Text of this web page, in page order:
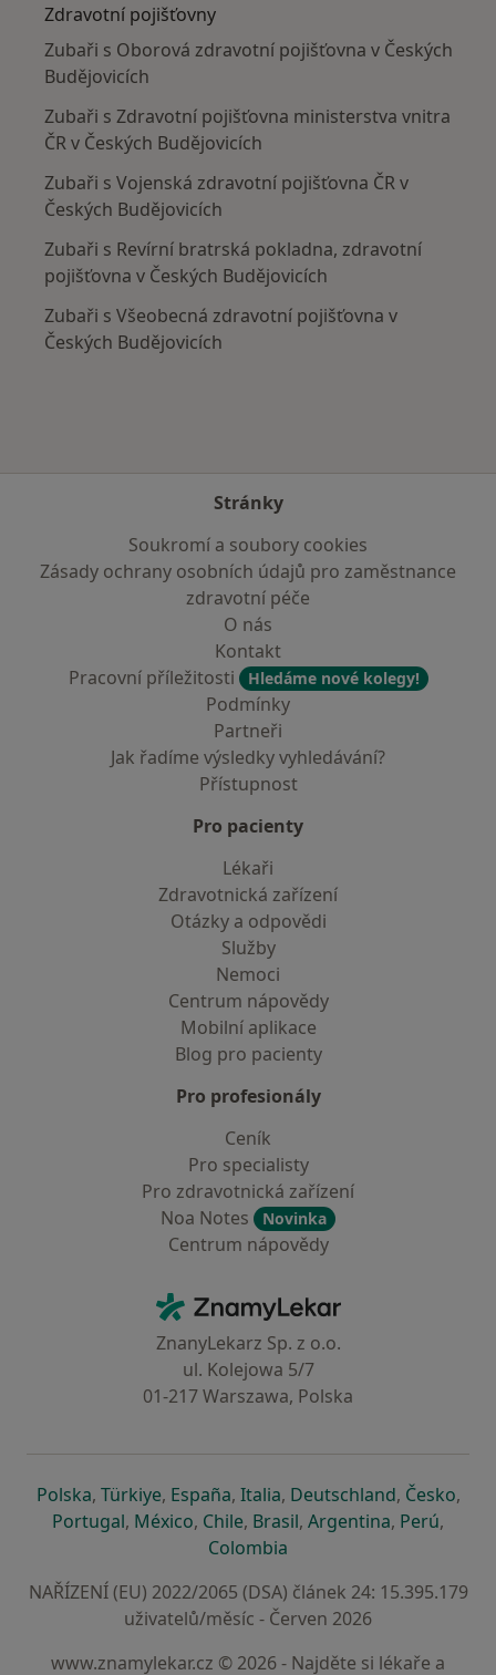
Zdravotní pojišťovny
Zubaři s Oborová zdravotní pojišťovna v Českých
Budějovicích
Zubaři s Zdravotní pojišťovna ministerstva vnitra
ČR v Českých Budějovicích
Zubaři s Vojenská zdravotní pojišťovna ČR v
Českých Budějovicích
Zubaři s Revírní bratrská pokladna, zdravotní
pojišťovna v Českých Budějovicích
Zubaři s Všeobecná zdravotní pojišťovna v
Českých Budějovicích
Stránky
Soukromí a soubory cookies
Zásady ochrany osobních údajů pro zaměstnance
zdravotní péče
O nás
Kontakt
Pracovní příležitosti
Hledáme nové kolegy!
Podmínky
Partneři
Jak řadíme výsledky vyhledávání?
Přístupnost
Pro pacienty
Lékaři
Zdravotnická zařízení
Otázky a odpovědi
Služby
Nemoci
Centrum nápovědy
Mobilní aplikace
Blog pro pacienty
Pro profesionály
Ceník
Pro specialisty
Pro zdravotnická zařízení
Noa Notes
Novinka
Centrum nápovědy
ZnamyLekar - Hlavní stránka
ZnanyLekarz Sp. z o.o.
ul. Kolejowa 5/7
01-217 Warszawa, Polska
Polskase otevře v nové záložce
, Türkiyese otevře v nové záložce
, Españase otevře v nové záložce
, Italiase otevře v nové záložce
, Deutschlandse otevře v
, Českose
,
Portugalse otevře v nové záložce
, Méxicose otevře v nové záložce
, Chilese otevře v nové záložce
, Brasilse otevře v nové
, Argentinase otevře v
, Perúse
,
Colombia
NAŘÍZENÍ (EU) 2022/2065 (DSA) článek 24: 15.395.179
uživatelů/měsíc - Červen 2026
www.znamylekar.cz © 2026 - Najděte si lékaře a